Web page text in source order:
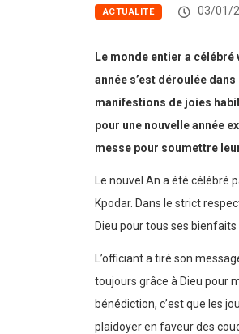
ACTUALITÉ 03/01/
Le monde entier a célébré
année s’est déroulée
manifestions de joies
pour une nouvelle année
messe pour soumettre
Le nouvel An a été
Kpodar. Dans le strict
Dieu pour tous ses
L’officiant a tiré son
toujours grâce à Dieu pour
bénédiction, c’est que les
plaidoyer en faveur des